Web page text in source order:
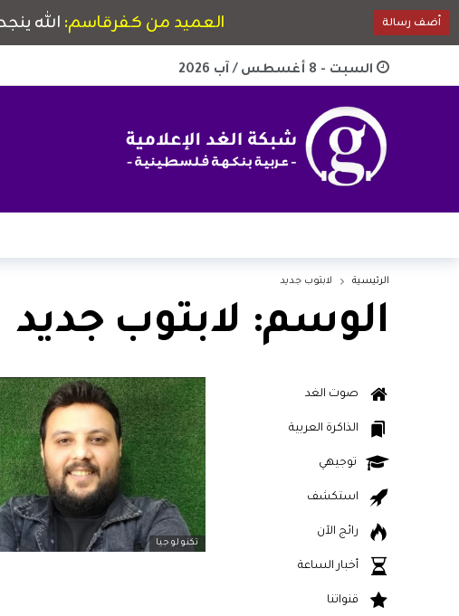
السبت - 8 أغسطس / آب 2026
الرئيسية لابتوب جديد
الوسم: لابتوب جديد
تكنولوجيا
صوت الغد
الذاكرة العربية
توجيهي
استكشف
رائج الآن
أخبار الساعة
قنواتنا